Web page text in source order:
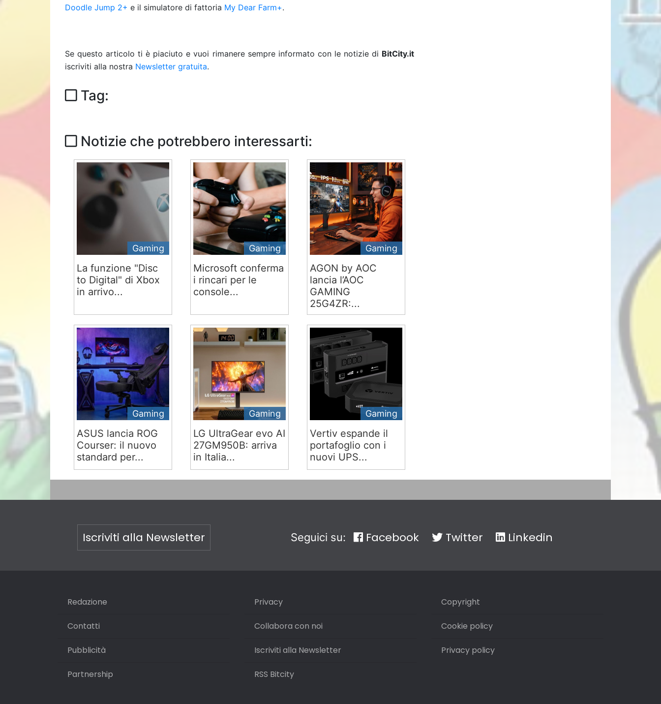
Doodle Jump 2+ e il simulatore di fattoria My Dear Farm+.
Se questo articolo ti è piaciuto e vuoi rimanere sempre informato con le notizie di BitCity.it
iscriviti alla nostra Newsletter gratuita.
Tag:
Notizie che potrebbero interessarti:
Gaming
La funzione "Disc
to Digital" di Xbox
in arrivo...
Gaming
Microsoft conferma
i rincari per le
console...
Gaming
AGON by AOC
lancia l’AOC
GAMING
25G4ZR:...
Gaming
ASUS lancia ROG
Courser: il nuovo
standard per...
Gaming
LG UltraGear evo AI
27GM950B: arriva
in Italia...
Gaming
Vertiv espande il
portafoglio con i
nuovi UPS...
Iscriviti alla Newsletter Seguici su: Facebook Twitter Linkedin
Redazione
Contatti
Pubblicità
Partnership
Privacy
Collabora con noi
Iscriviti alla Newsletter
RSS Bitcity
Copyright
Cookie policy
Privacy policy